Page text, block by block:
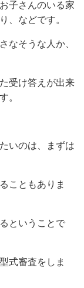
子さんのいる家
、などです。
なそうな人か、
受け答えが出来
。
いのは、まずは
こともありま
ということで
式審査をしま